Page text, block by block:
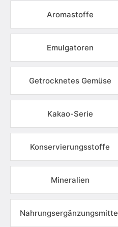
Aromastoffe
Emulgatoren
Getrocknetes Gemüse
Kakao-Serie
Konservierungsstoffe
Mineralien